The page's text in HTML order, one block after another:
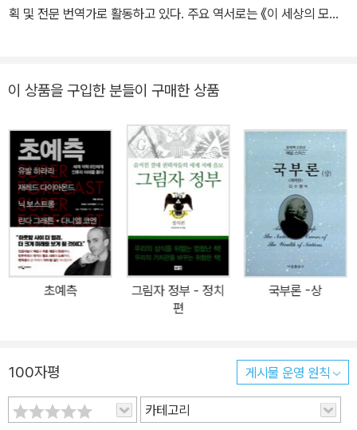
획 및 전문 번역가로 활동하고 있다. 주요 역서로는 《이 세상의 모든
이 상품을 구입한 분들이 구매한 상품
초예측
그림자 정부 - 정치
편
국부론 -상
100자평 게시물 운영 원칙
카테고리